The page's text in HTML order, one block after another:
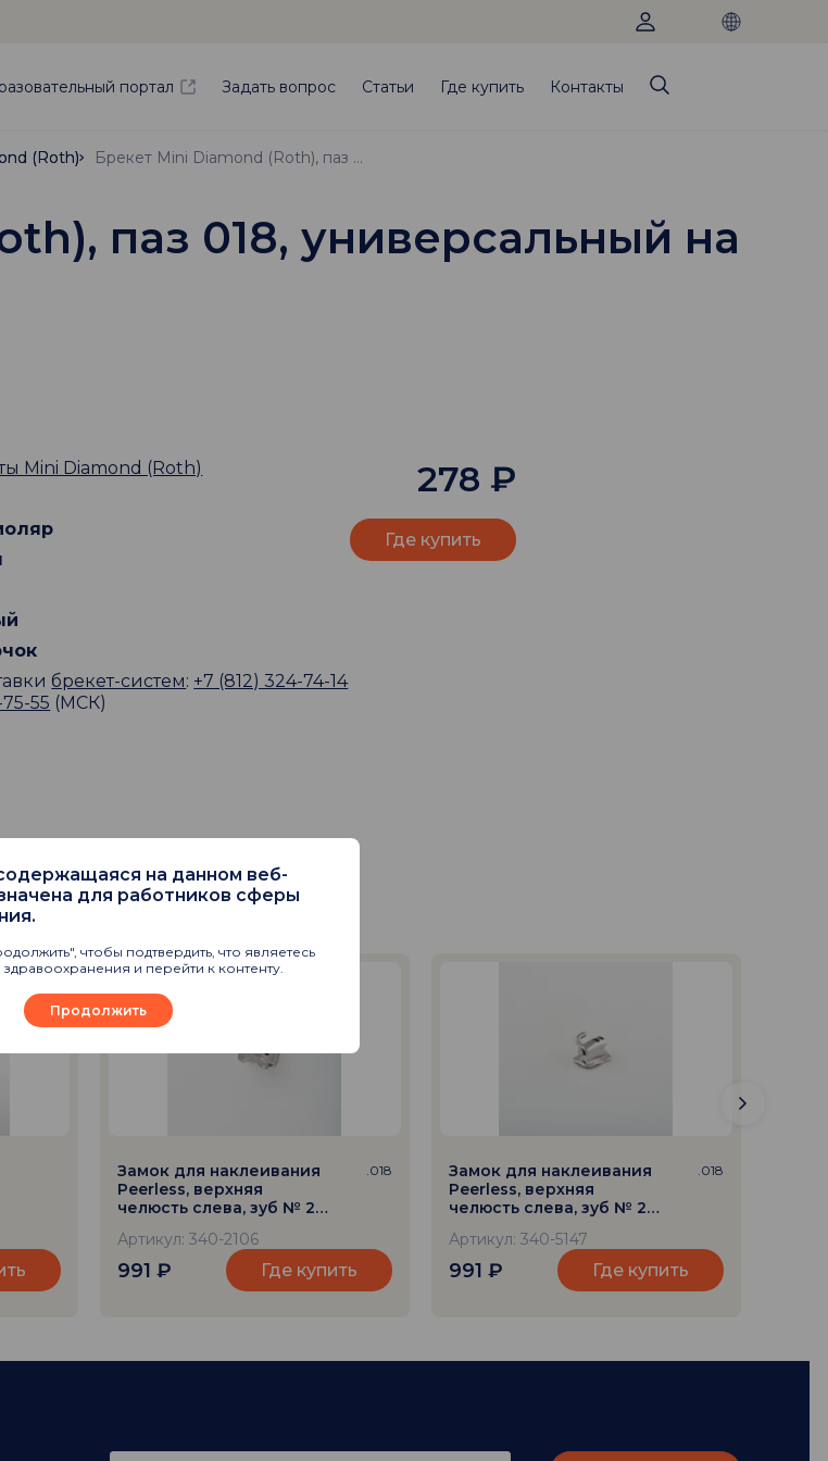
портал Задать вопрос Статьи Где купить Контакты
(Roth)
(Roth) Брекет Mini Diamond (Roth), паз 018, универсальный на зубы14 и 15 с крючком
паз 018, универсальный на
Mini Diamond (Roth)
брекет-систем: +7 (812) 324-74-14
55 (МСК)
278 ₽
Где купить
Замок для наклеивания
Peerless, верхняя
челюсть слева, зуб № 26,
.018
Артикул: 340-2106
991 ₽ Где купить
Замок для наклеивания
Peerless, верхняя
челюсть слева, зуб № 27,
.018
Артикул: 340-5147
991 ₽ Где купить
на данном веб-
для работников сферы
чтобы подтвердить, что являетесь
и перейти к контенту.
Продолжить